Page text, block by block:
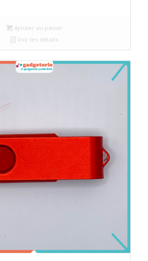
Ajouter au panier
Voir les détails